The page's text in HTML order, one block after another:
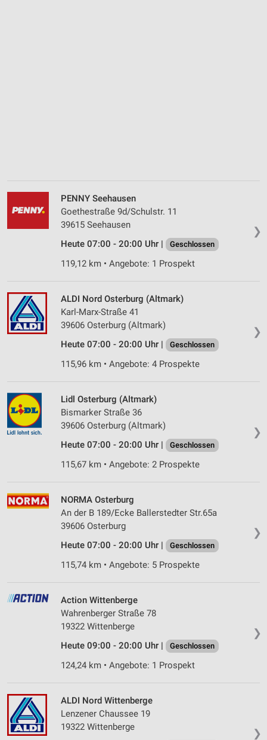
❯
PENNY Seehausen
Goethestraße 9d/Schulstr. 11
39615 Seehausen
Heute 07:00 - 20:00 Uhr |
Geschlossen
119,12 km • Angebote: 1 Prospekt
❯
ALDI Nord Osterburg (Altmark)
Karl-Marx-Straße 41
39606 Osterburg (Altmark)
Heute 07:00 - 20:00 Uhr |
Geschlossen
115,96 km • Angebote: 4 Prospekte
❯
Lidl Osterburg (Altmark)
Bismarker Straße 36
39606 Osterburg (Altmark)
Heute 07:00 - 20:00 Uhr |
Geschlossen
115,67 km • Angebote: 2 Prospekte
❯
NORMA Osterburg
An der B 189/Ecke Ballerstedter Str.65a
39606 Osterburg
Heute 07:00 - 20:00 Uhr |
Geschlossen
115,74 km • Angebote: 5 Prospekte
❯
Action Wittenberge
Wahrenberger Straße 78
19322 Wittenberge
Heute 09:00 - 20:00 Uhr |
Geschlossen
124,24 km • Angebote: 1 Prospekt
❯
ALDI Nord Wittenberge
Lenzener Chaussee 19
19322 Wittenberge